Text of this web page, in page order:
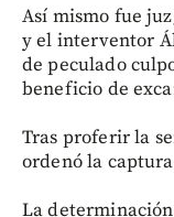
Así mismo fue
y el interventor
de peculado
beneficio de
Tras proferir la
ordenó la
La